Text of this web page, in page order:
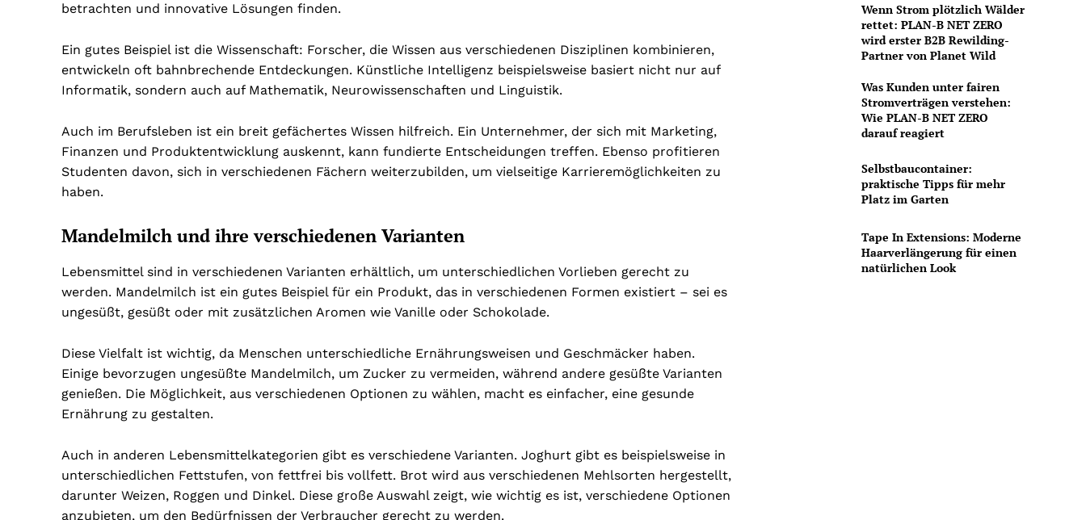
betrachten und innovative Lösungen finden.
Ein gutes Beispiel ist die Wissenschaft: Forscher, die Wissen aus verschiedenen Disziplinen kombinieren,
entwickeln oft bahnbrechende Entdeckungen. Künstliche Intelligenz beispielsweise basiert nicht nur auf
Informatik, sondern auch auf Mathematik, Neurowissenschaften und Linguistik.
Auch im Berufsleben ist ein breit gefächertes Wissen hilfreich. Ein Unternehmer, der sich mit Marketing,
Finanzen und Produktentwicklung auskennt, kann fundierte Entscheidungen treffen. Ebenso profitieren
Studenten davon, sich in verschiedenen Fächern weiterzubilden, um vielseitige Karrieremöglichkeiten zu
haben.
Mandelmilch und ihre verschiedenen Varianten
Lebensmittel sind in verschiedenen Varianten erhältlich, um unterschiedlichen Vorlieben gerecht zu
werden. Mandelmilch ist ein gutes Beispiel für ein Produkt, das in verschiedenen Formen existiert – sei es
ungesüßt, gesüßt oder mit zusätzlichen Aromen wie Vanille oder Schokolade.
Diese Vielfalt ist wichtig, da Menschen unterschiedliche Ernährungsweisen und Geschmäcker haben.
Einige bevorzugen ungesüßte Mandelmilch, um Zucker zu vermeiden, während andere gesüßte Varianten
genießen. Die Möglichkeit, aus verschiedenen Optionen zu wählen, macht es einfacher, eine gesunde
Ernährung zu gestalten.
Auch in anderen Lebensmittelkategorien gibt es verschiedene Varianten. Joghurt gibt es beispielsweise in
unterschiedlichen Fettstufen, von fettfrei bis vollfett. Brot wird aus verschiedenen Mehlsorten hergestellt,
darunter Weizen, Roggen und Dinkel. Diese große Auswahl zeigt, wie wichtig es ist, verschiedene Optionen
anzubieten, um den Bedürfnissen der Verbraucher gerecht zu werden.
Wenn Strom plötzlich Wälder
rettet: PLAN-B NET ZERO
wird erster B2B Rewilding-
Partner von Planet Wild
Was Kunden unter fairen
Stromverträgen verstehen:
Wie PLAN-B NET ZERO
darauf reagiert
Selbstbaucontainer:
praktische Tipps für mehr
Platz im Garten
Tape In Extensions: Moderne
Haarverlängerung für einen
natürlichen Look